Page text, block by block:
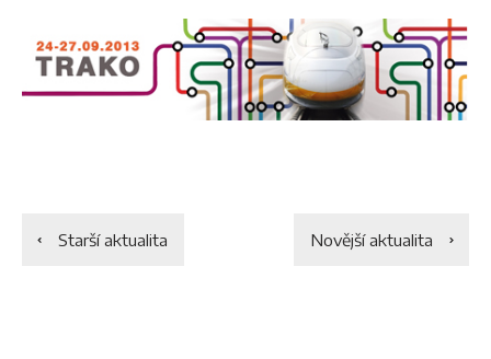
Starší aktualita Novější aktualita